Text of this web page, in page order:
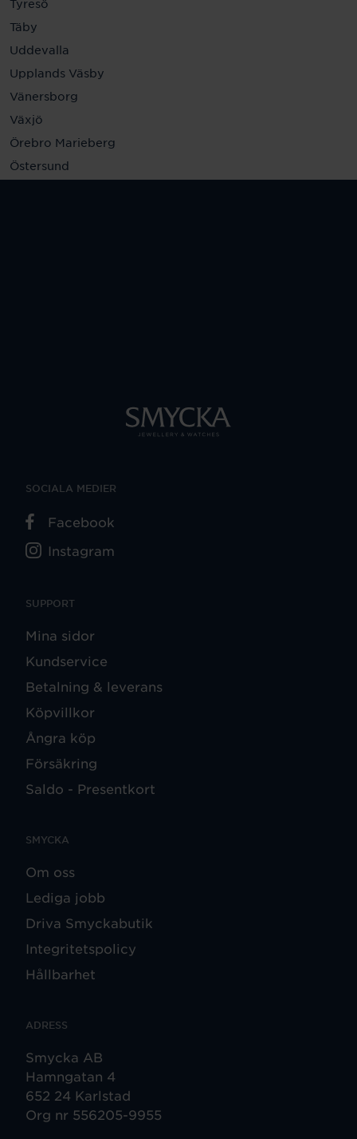
Täby
Uddevalla
Upplands Väsby
Vänersborg
Växjö
Örebro Marieberg
Östersund
SUPPORT
Mina sidor
Kundservice
Betalning & leverans
Köpvillkor
Ångra köp
Försäkring
Saldo - Presentkort
SMYCKA
Om oss
Lediga jobb
Driva Smyckabutik
Integritetspolicy
Hållbarhet
ADRESS
Smycka AB
Hamngatan 4
652 24 Karlstad
Org nr 556205-9955
SOCIALA MEDIER
Facebook
Instagram